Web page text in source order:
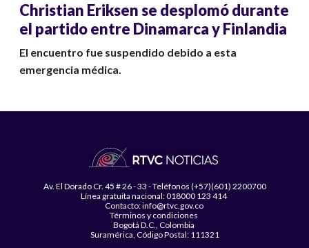
Christian Eriksen se desplomó durante
el partido entre Dinamarca y Finlandia
El encuentro fue suspendido debido a esta
emergencia médica.
Av. El Dorado Cr. 45 # 26 - 33 - Teléfonos (+57)(601) 2200700
Línea gratuita nacional: 018000 123 414
Contacto: info@rtvc.gov.co
Términos y condiciones
Bogotá D.C., Colombia
Suramérica, Código Postal: 111321